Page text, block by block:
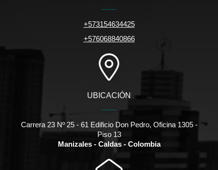
+573154634425
+576068840866
UBICACIÓN
Carrera 23 Nº 25 - 61 Edificio Don Pedro, Oficina 1305 -
Piso 13
Manizales - Caldas - Colombia